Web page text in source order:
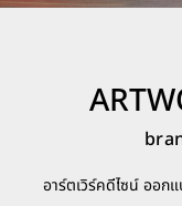
อาร์ตเวิร์คดีไซน์ ออ